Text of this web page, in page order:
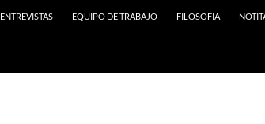
ENTREVISTAS EQUIPO DE TRABAJO FILOSOFIA